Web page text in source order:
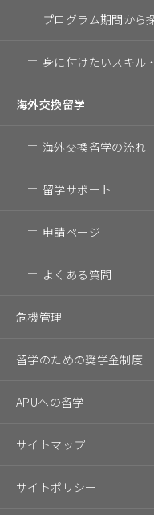
プログラム期間から
身に付けたいスキル・
海外交換留学
海外交換留学の流れ
留学サポート
申請ページ
よくある質問
危機管理
留学のための奨学金制度
APUへの留学
サイトマップ
サイトポリシー